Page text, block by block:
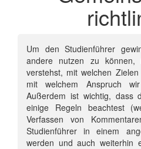
Um den Studienführer
andere nutzen zu
verstehst, mit welchen
mit welchem Anspruch
Außerdem ist wichtig, dass
einige Regeln beachtest
Verfassen von
Studienführer in einem
werden und auch weiterhin